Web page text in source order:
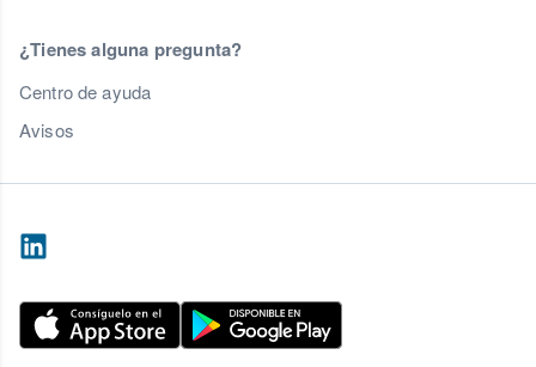
¿Tienes alguna pregunta?
Centro de ayuda
Avisos